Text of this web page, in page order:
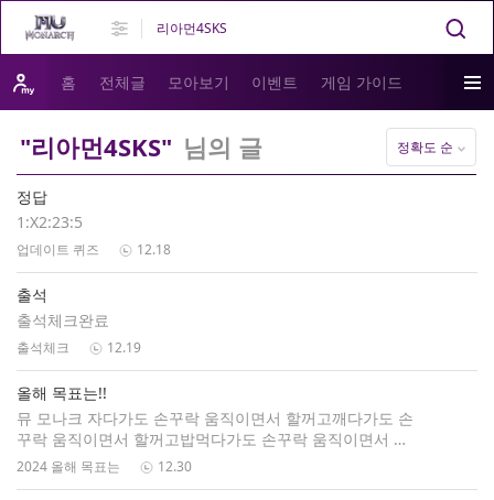
홈 전체글 모아보기 이벤트 게임 가이드
"리아먼4SKS" 님의 글 정확도 순
정답
1:X2:23:5
업데이트 퀴즈 12.18
출석
출석체크완료
출석체크 12.19
올해 목표는!!
뮤 모나크 자다가도 손꾸락 움직이면서 할꺼고깨다가도 손
꾸락 움직이면서 할꺼고밥먹다가도 손꾸락 움직이면서 할
꺼고마누라 자고 있는데 몰래할꺼예요~
2024 올해 목표는 12.30